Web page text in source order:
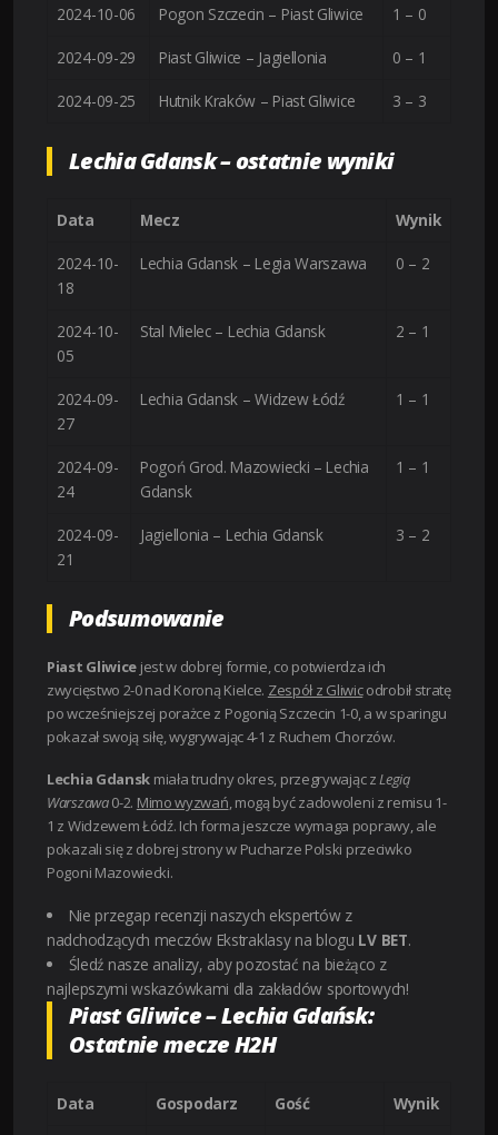
2024-10-06 Pogon Szczecin – Piast Gliwice 1 – 0
2024-09-29 Piast Gliwice – Jagiellonia 0 – 1
2024-09-25 Hutnik Kraków – Piast Gliwice 3 – 3
Lechia Gdansk – ostatnie wyniki
Data Mecz Wynik
2024-10-
18
Lechia Gdansk – Legia Warszawa 0 – 2
2024-10-
05
Stal Mielec – Lechia Gdansk 2 – 1
2024-09-
27
Lechia Gdansk – Widzew Łódź 1 – 1
2024-09-
24
Pogoń Grod. Mazowiecki – Lechia
Gdansk
1 – 1
2024-09-
21
Jagiellonia – Lechia Gdansk 3 – 2
Podsumowanie
Piast Gliwice jest w dobrej formie, co potwierdza ich
zwycięstwo 2-0 nad Koroną Kielce. Zespół z Gliwicodrobił stratę
po wcześniejszej porażce z Pogonią Szczecin 1-0, a w sparingu
pokazał swoją siłę, wygrywając 4-1 z Ruchem Chorzów.
Lechia Gdansk miała trudny okres, przegrywając zLegią
Warszawa0-2. Mimo wyzwań, mogą być zadowoleni z remisu 1-
1 z Widzewem Łódź. Ich forma jeszcze wymaga poprawy, ale
pokazali się z dobrej strony w Pucharze Polski przeciwko
Pogoni Mazowiecki.
Nie przegap recenzji naszych ekspertów z
nadchodzących meczów Ekstraklasy na blogu LV BET.
Śledź nasze analizy, aby pozostać na bieżąco z
najlepszymi wskazówkami dla zakładów sportowych!
Piast Gliwice – Lechia Gdańsk:
Ostatnie mecze H2H
Data Gospodarz Gość Wynik